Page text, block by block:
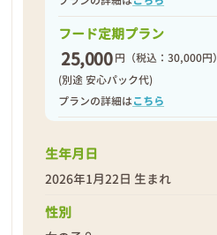
フード定期プラン
25,000 円 （税込：30,000円）
(別途 安心パック代)
プランの詳細はこちら
生年月日
2026年1月22日 生まれ
性別